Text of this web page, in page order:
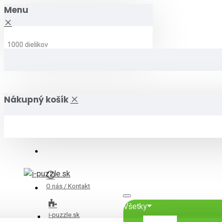
Menu
Nákupný košík
O nás / Kontakt
i-puzzle.sk
Všetky
1000 dielikov
1000 dielikov
1000 dielikov
1000 dielikov
1000 dielikov
1000 dielikov